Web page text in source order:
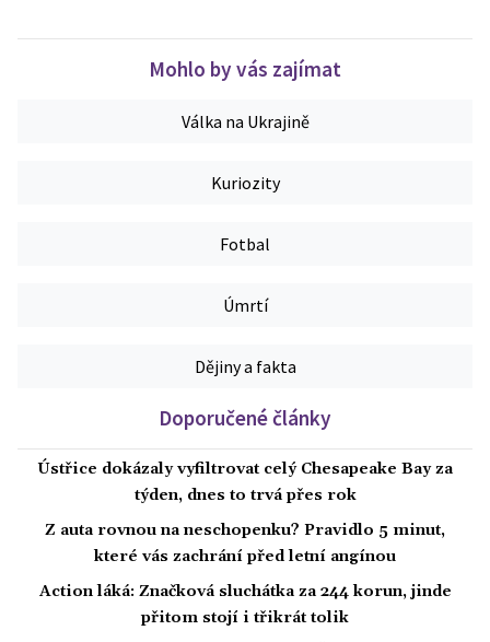
Mohlo by vás zajímat
Válka na Ukrajině
Kuriozity
Fotbal
Úmrtí
Dějiny a fakta
Doporučené články
Ústřice dokázaly vyfiltrovat celý Chesapeake Bay za
týden, dnes to trvá přes rok
Z auta rovnou na neschopenku? Pravidlo 5 minut,
které vás zachrání před letní angínou
Action láká: Značková sluchátka za 244 korun, jinde
přitom stojí i třikrát tolik